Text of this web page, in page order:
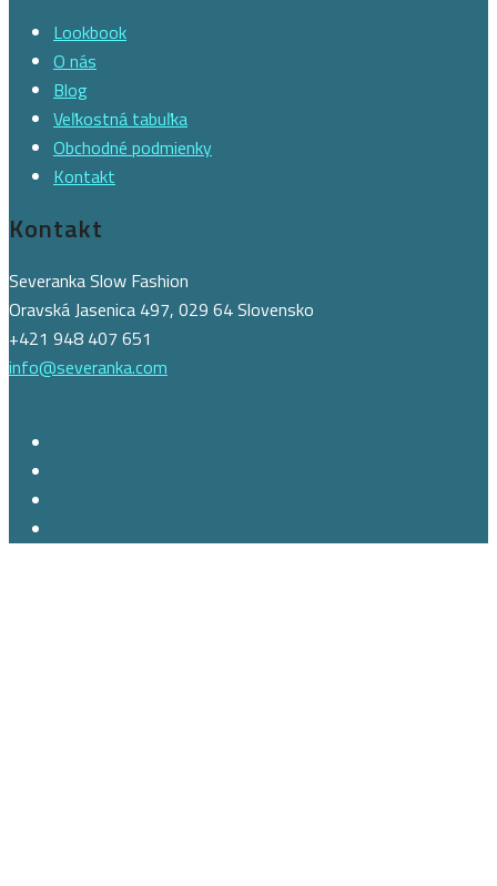
Lookbook
O nás
Blog
Veľkostná tabuľka
Obchodné podmienky
Kontakt
Kontakt
Severanka Slow Fashion
Oravská Jasenica 497, 029 64 Slovensko
+421 948 407 651
info@severanka.com